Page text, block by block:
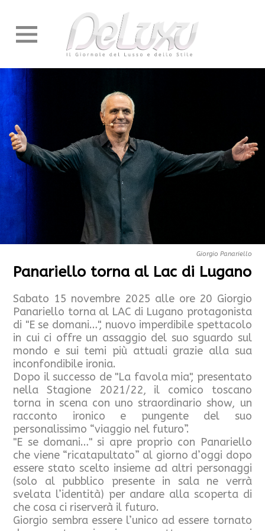
Giorgio Panariello
Panariello torna al Lac di Lugano
Sabato 15 novembre 2025 alle ore 20 Giorgio
Panariello torna al LAC di Lugano protagonista
di "E se domani…", nuovo imperdibile spettacolo
in cui ci offre un assaggio del suo sguardo sul
mondo e sui temi più attuali grazie alla sua
inconfondibile ironia.
Dopo il successo de "La favola mia", presentato
nella Stagione 2021/22, il comico toscano
torna in scena con uno straordinario show, un
racconto ironico e pungente del suo
personalissimo “viaggio nel futuro”.
"E se domani…" si apre proprio con Panariello
che viene “ricatapultato” al giorno d’oggi dopo
essere stato scelto insieme ad altri personaggi
(solo al pubblico presente in sala ne verrà
svelata l’identità) per andare alla scoperta di
che cosa ci riserverà il futuro.
Giorgio sembra essere l’unico ad essere tornato